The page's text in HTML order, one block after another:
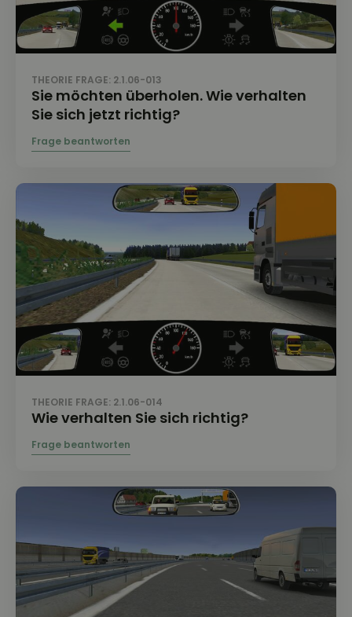
THEORIE FRAGE: 2.1.06-013
Sie möchten überholen. Wie verhalten
Sie sich jetzt richtig?
THEORIE FRAGE: 2.1.06-014
Wie verhalten Sie sich richtig?